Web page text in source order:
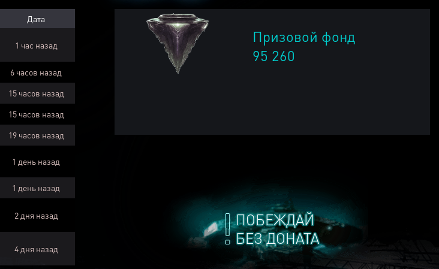
ПОБЕЖДАЙ
БЕЗ ДОНАТА
Призовой фонд
95 260
Дата
1 час назад
6 часов назад
15 часов назад
15 часов назад
19 часов назад
1 день назад
1 день назад
2 дня назад
4 дня назад